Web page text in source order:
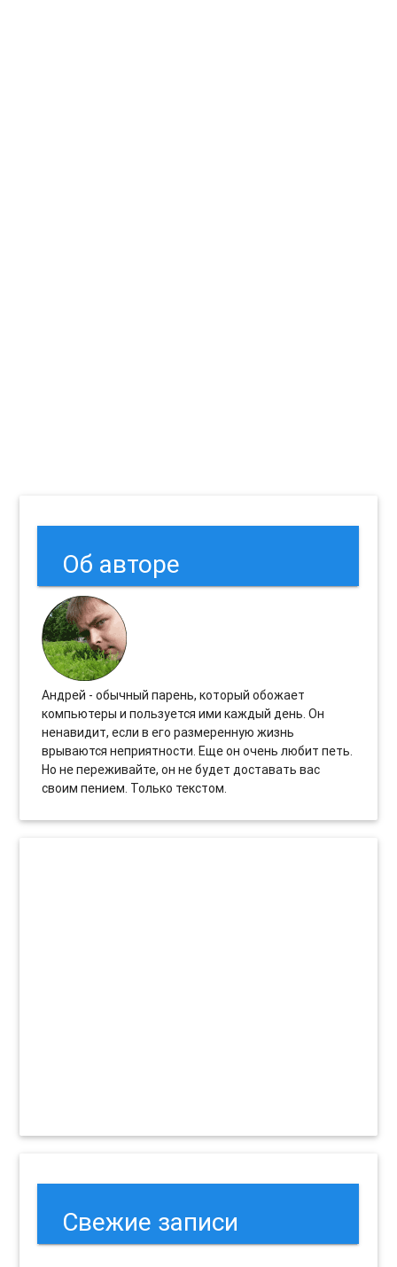
Об авторе
Андрей - обычный парень, который обожает
компьютеры и пользуется ими каждый день. Он
ненавидит, если в его размеренную жизнь
врываются неприятности. Еще он очень любит петь.
Но не переживайте, он не будет доставать вас
своим пением. Только текстом.
Свежие записи